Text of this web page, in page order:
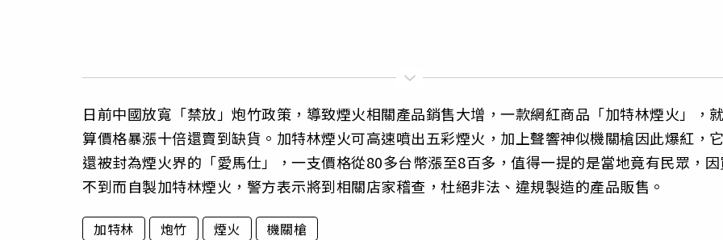
日前中國放寬「禁放」炮竹政策，導致煙火相關產品銷售大增，一款網紅商品「加特林煙火」，就
算價格暴漲十倍還賣到缺貨。加特林煙火可高速噴出五彩煙火，加上聲響神似機關槍因此爆紅，它
還被封為煙火界的「愛馬仕」，一支價格從80多台幣漲至8百多，值得一提的是當地竟有民眾，因
不到而自製加特林煙火，警方表示將到相關店家稽查，杜絕非法、違規製造的產品販售。
加特林 炮竹 煙火 機關槍